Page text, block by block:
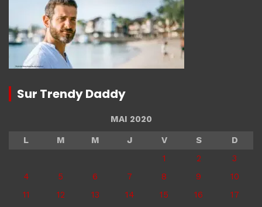
Sur Trendy Daddy
MAI 2020
L
M M J V S
D
1
2
3
4
5 6 7 8 9
10
11
12 13 14 15 16
17